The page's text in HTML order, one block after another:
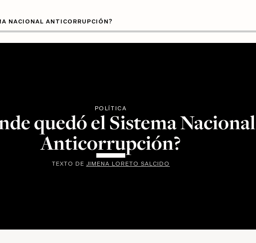
NACIONAL ANTICORRUPCIÓN?
POLÍTICA
quedó el Sistema Nacional
Anticorrupción?
TEXTO DE JIMENA LORETO SALCIDO